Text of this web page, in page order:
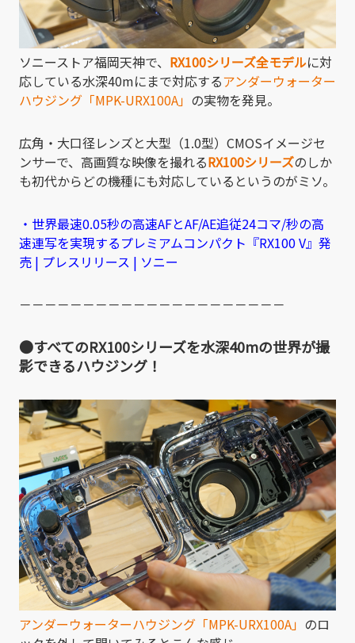
ソニーストア福岡天神で、 RX100シリーズ全モデルに対
応している水深40mにまで対応するアンダーウォーター
ハウジング「MPK-URX100A」 の実物を発見。
広角・大口径レンズと大型（1.0型）CMOSイメージセ
ンサーで、高画質な映像を撮れるRX100シリーズのしか
も初代からどの機種にも対応しているというのがミソ。
・世界最速0.05秒の高速AFとAF/AE追従24コマ/秒の高
速連写を実現するプレミアムコンパクト『RX100 V』発
売 | プレスリリース | ソニー
－－－－－－－－－－－－－－－－－－－－－
●すべてのRX100シリーズを水深40mの世界が撮
影できるハウジング！
アンダーウォーターハウジング「MPK-URX100A」 のロ